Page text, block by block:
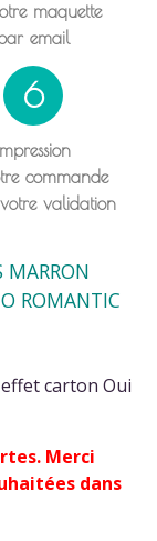
maquette
email
6
Impression
commande
validation
MARRON
ROMANTIC
carton Oui
Merci
dans